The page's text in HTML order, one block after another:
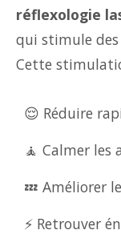
réflexologie
qui stimule
Cette
😌 Réduire
🧘 Calmer les
💤 Améliorer
⚡ Retrouver